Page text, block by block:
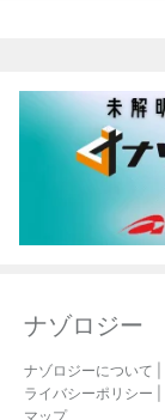
ナゾロジー
ナゾロジーについて
ライバシーポリシー
マップ